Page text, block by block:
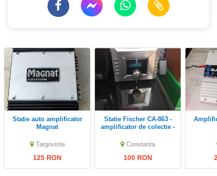
Statie auto amplificator
Magnat
Targoviste
125 RON
Statie Fischer CA-863 -
amplificator de colectie -
sistem Philips
Constanta
100 RON